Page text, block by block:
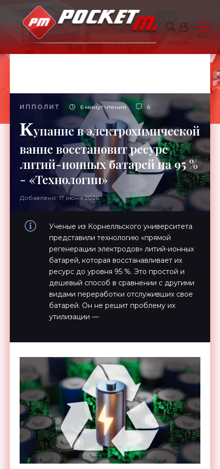
ИППОЛИТ 6 минут чтения 6
Купание в электрохимической
ванне восстановит ресурс
литий-ионных батарей на 95 %
- «Технологии»
Добавлено: 17 июня 2026
Ученые из Корнелльского университета
представили технологию «прямой
регенерации электродов» литий-ионных
батарей, которая восстанавливает их
ресурс до уровня 95 %. Это простой и
дешевый способ в сравнении с другими
видами переработки отслуживших свое
батарей. Он не решит проблему их
утилизации —